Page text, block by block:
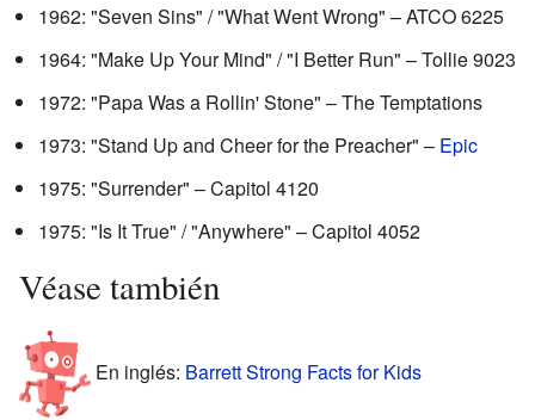
1962: "Seven Sins" / "What Went Wrong" – ATCO 6225
1964: "Make Up Your Mind" / "I Better Run" – Tollie 9023
1972: "Papa Was a Rollin' Stone" – The Temptations
1973: "Stand Up and Cheer for the Preacher" – Epic
1975: "Surrender" – Capitol 4120
1975: "Is It True" / "Anywhere" – Capitol 4052
Véase también
En inglés: Barrett Strong Facts for Kids